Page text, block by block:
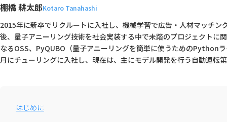
棚橋 耕太郎Kotaro Tanahashi
2015年に新卒でリクルートに入社し、機械学習で広告・人材マッチン
後、量子アニーリング技術を社会実装する中で未踏のプロジェクトに
なるOSS、PyQUBO（量子アニーリングを簡単に使うためのPython
月にチューリングに入社し、現在は、主にモデル開発を行う自動運転
はじめに